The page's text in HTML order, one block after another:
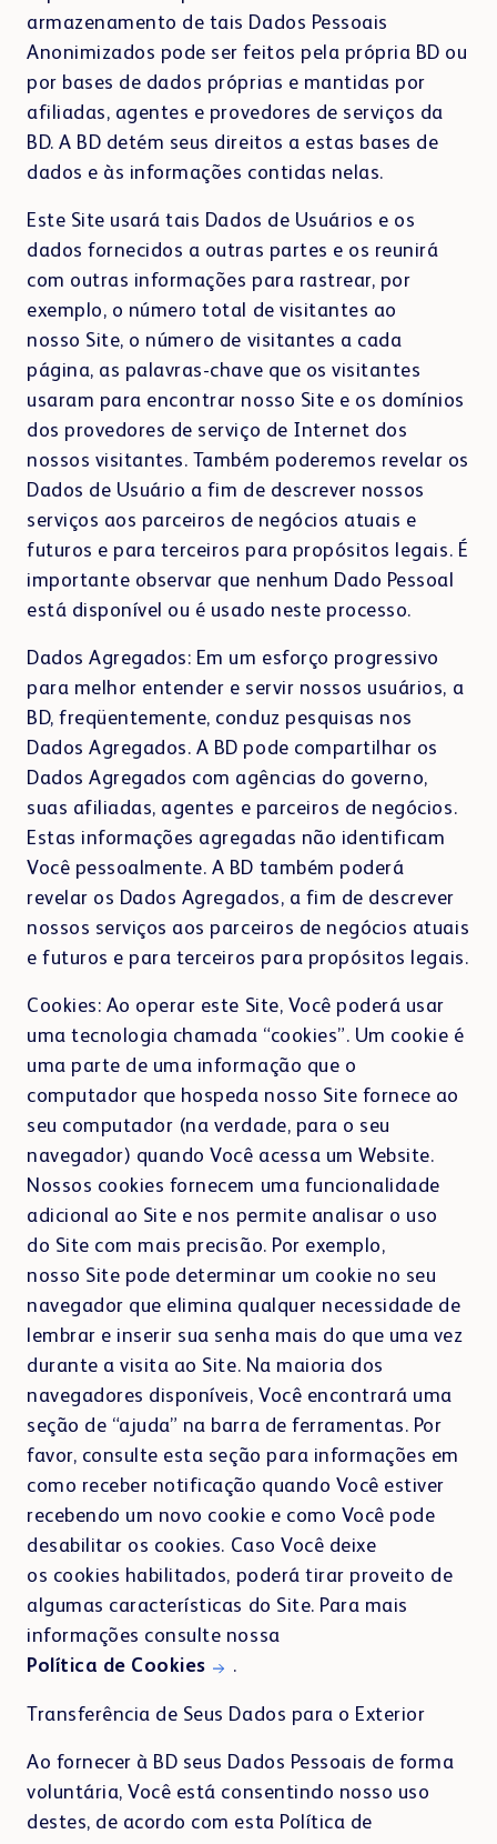
armazenamento de tais Dados Pessoais
Anonimizados pode ser feitos pela própria BD ou
por bases de dados próprias e mantidas por
afiliadas, agentes e provedores de serviços da
BD. A BD detém seus direitos a estas bases de
dados e às informações contidas nelas.
Este Site usará tais Dados de Usuários e os
dados fornecidos a outras partes e os reunirá
com outras informações para rastrear, por
exemplo, o número total de visitantes ao
nosso Site, o número de visitantes a cada
página, as palavras-chave que os visitantes
usaram para encontrar nosso Site e os domínios
dos provedores de serviço de Internet dos
nossos visitantes. Também poderemos revelar os
Dados de Usuário a fim de descrever nossos
serviços aos parceiros de negócios atuais e
futuros e para terceiros para propósitos legais. É
importante observar que nenhum Dado Pessoal
está disponível ou é usado neste processo.
Dados Agregados: Em um esforço progressivo
para melhor entender e servir nossos usuários, a
BD, freqüentemente, conduz pesquisas nos
Dados Agregados. A BD pode compartilhar os
Dados Agregados com agências do governo,
suas afiliadas, agentes e parceiros de negócios.
Estas informações agregadas não identificam
Você pessoalmente. A BD também poderá
revelar os Dados Agregados, a fim de descrever
nossos serviços aos parceiros de negócios atuais
e futuros e para terceiros para propósitos legais.
Cookies: Ao operar este Site, Você poderá usar
uma tecnologia chamada “cookies”. Um cookie é
uma parte de uma informação que o
computador que hospeda nosso Site fornece ao
seu computador (na verdade, para o seu
navegador) quando Você acessa um Website.
Nossos cookies fornecem uma funcionalidade
adicional ao Site e nos permite analisar o uso
do Site com mais precisão. Por exemplo,
nosso Site pode determinar um cookie no seu
navegador que elimina qualquer necessidade de
lembrar e inserir sua senha mais do que uma vez
durante a visita ao Site. Na maioria dos
navegadores disponíveis, Você encontrará uma
seção de “ajuda” na barra de ferramentas. Por
favor, consulte esta seção para informações em
como receber notificação quando Você estiver
recebendo um novo cookie e como Você pode
desabilitar os cookies. Caso Você deixe
os cookies habilitados, poderá tirar proveito de
algumas características do Site. Para mais
informações consulte nossa
Política de Cookies
.
Transferência de Seus Dados para o Exterior
Ao fornecer à BD seus Dados Pessoais de forma
voluntária, Você está consentindo nosso uso
destes, de acordo com esta Política de